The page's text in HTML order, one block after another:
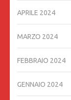
APRILE 2024
MARZO 2024
FEBBRAIO 2024
GENNAIO 2024